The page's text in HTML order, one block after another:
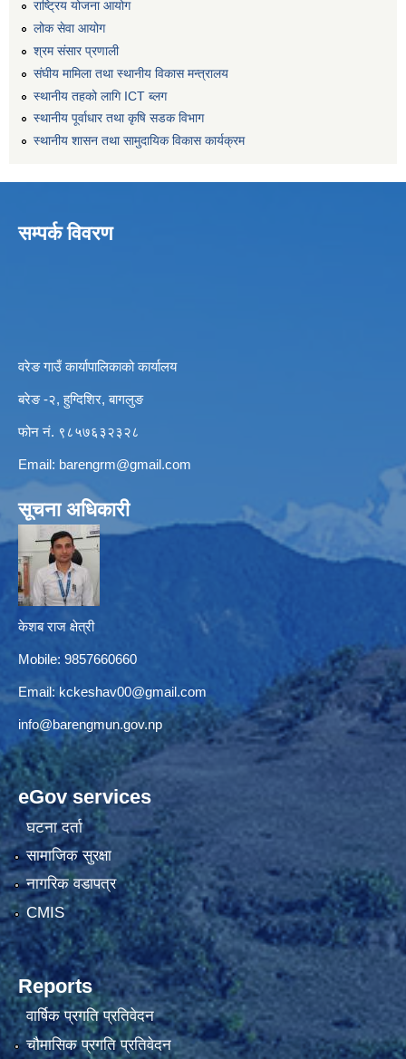
राष्ट्रिय योजना आयोग
लोक सेवा आयोग
श्रम संसार प्रणाली
संघीय मामिला तथा स्थानीय विकास मन्त्रालय
स्थानीय तहको लागि ICT ब्लग
स्थानीय पूर्वाधार तथा कृषि सडक विभाग
स्थानीय शासन तथा सामुदायिक विकास कार्यक्रम
सम्पर्क विवरण
वरेङ गाउँ कार्यापालिकाको कार्यालय
बरेङ -२, हुग्दिशिर, बागलुङ
फोन नं. ९८५७६३२३२८
Email: barengrm@gmail.com
सूचना अधिकारी
केशब राज क्षेत्री
Mobile: 9857660660
Email: kckeshav00@gmail.com
info@barengmun.gov.np
eGov services
घटना दर्ता
सामाजिक सुरक्षा
नागरिक वडापत्र
CMIS
Reports
वार्षिक प्रगति प्रतिवेदन
चौमासिक प्रगति प्रतिवेदन